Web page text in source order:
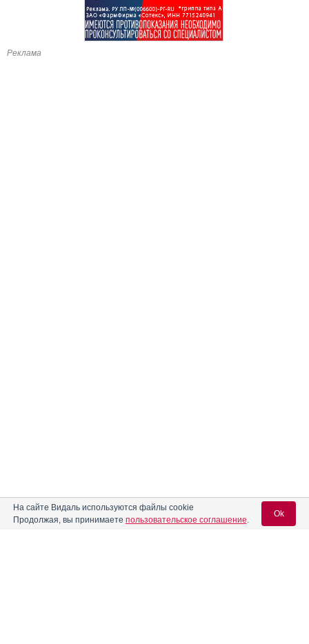
Реклама
На сайте Видаль используются файлы cookie
Продолжая, вы принимаете пользовательское соглашение.
Ok